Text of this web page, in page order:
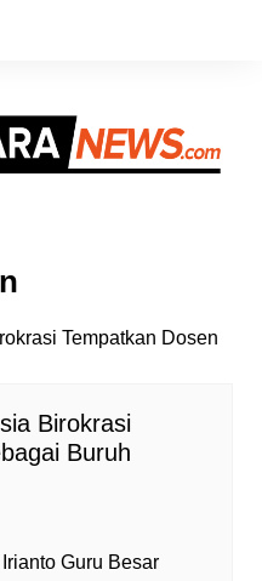
Birokrasi
Buruh
Guru Besar